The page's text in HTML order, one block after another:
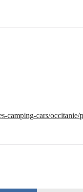
camping-cars/occitanie/